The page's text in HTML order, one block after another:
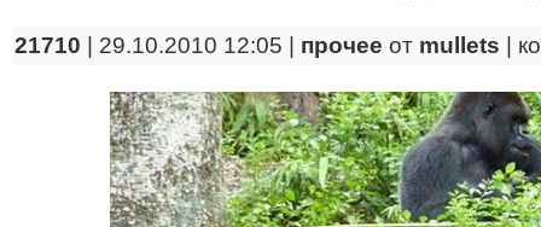
21710 | 29.10.2010 12:05 | прочее от mullets